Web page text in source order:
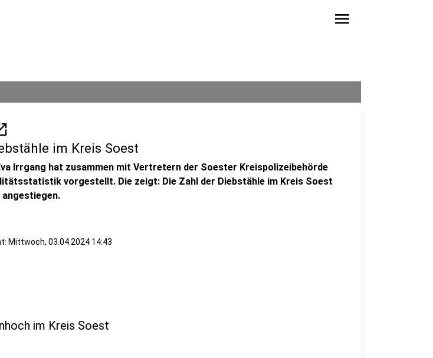
menu
im Kreis Soest
Irrgang hat zusammen mit Vertretern der Soester Kreispolizeibehörde
vorgestellt. Die zeigt: Die Zahl der Diebstähle im Kreis Soest
Mittwoch, 03.04.2024 14:43
im Kreis Soest